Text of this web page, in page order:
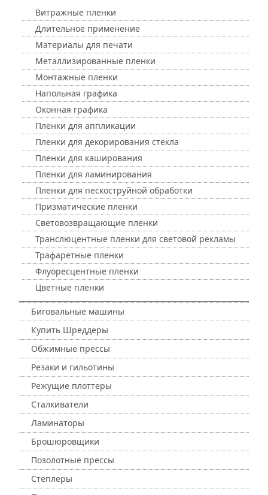
Витражные пленки
Длительное применение
Материалы для печати
Металлизированные пленки
Монтажные пленки
Напольная графика
Оконная графика
Пленки для аппликации
Пленки для декорирования стекла
Пленки для каширования
Пленки для ламинирования
Пленки для пескоструйной обработки
Призматические пленки
Световозвращающие пленки
Транслюцентные пленки для световой рекламы
Трафаретные пленки
Флуоресцентные пленки
Цветные пленки
Биговальные машины
Купить Шреддеры
Обжимные прессы
Резаки и гильотины
Режущие плоттеры
Сталкиватели
Ламинаторы
Брошюровщики
Позолотные прессы
Степлеры